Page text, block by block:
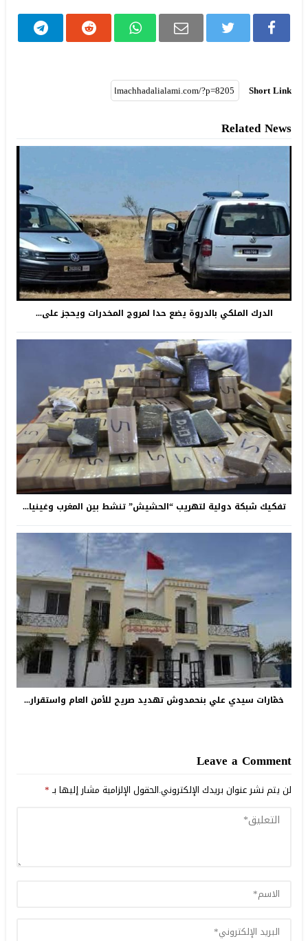
Short Link
Related News
الدرك الملكي بالدروة يضع حدا لمروج المخدرات ويحجز على...
تفكيك شبكة دولية لتهريب “الحشيش” تنشط بين المغرب وغينيا...
خمّارات سيدي علي بنحمدوش تهديد صريح للأمن العام واستقرار...
Leave a Comment
لن يتم نشر عنوان بريدك الإلكتروني.الحقول الإلزامية مشار إليها بـ*